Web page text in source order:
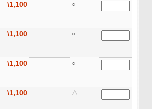
\1,100 ○
\1,100 ○
\1,100 ○
\1,100 △